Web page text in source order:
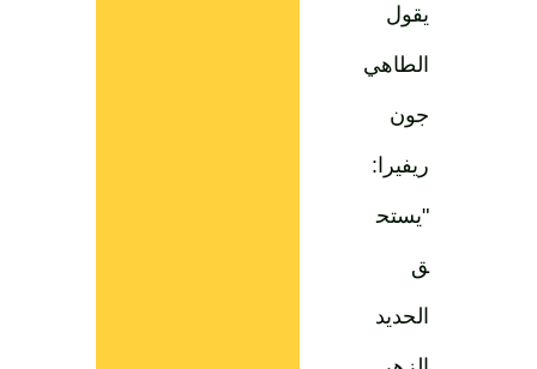
يقول
الطاهي
جون
ريفيرا:
"يستح
الحديد